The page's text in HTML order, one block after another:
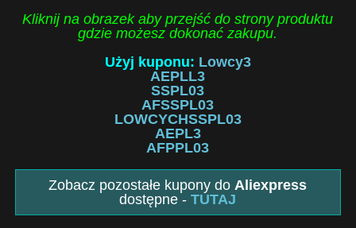
Kliknij na obrazek aby przejść do strony produktu
gdzie możesz dokonać zakupu.
Użyj kuponu: Lowcy3
AEPLL3
SSPL03
AFSSPL03
LOWCYCHSSPL03
AEPL3
AFPPL03
Zobacz pozostałe kupony doAliexpress
dostępne -TUTAJ